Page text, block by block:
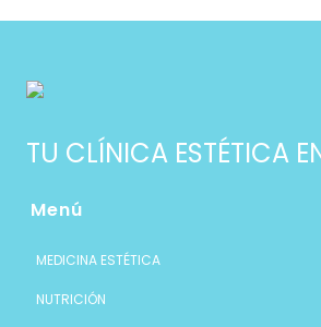
TU CLÍNICA ESTÉTICA
Menú
MEDICINA ESTÉTICA
NUTRICIÓN